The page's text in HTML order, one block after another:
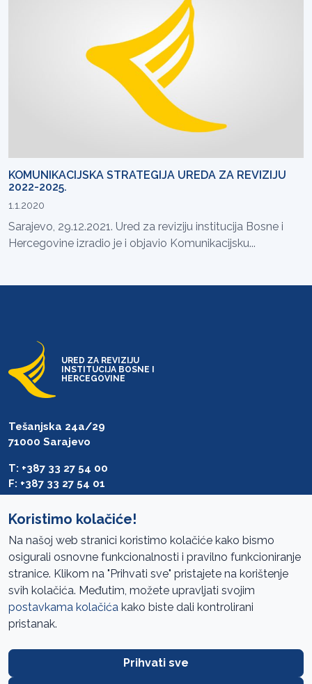
KOMUNIKACIJSKA STRATEGIJA UREDA ZA REVIZIJU
2022-2025.
1.1.2020
Sarajevo, 29.12.2021. Ured za reviziju institucija Bosne i
Hercegovine izradio je i objavio Komunikacijsku...
URED ZA REVIZIJU
INSTITUCIJA BOSNE I
HERCEGOVINE
Tešanjska 24a/29
71000 Sarajevo
T: +387 33 27 54 00
F: +387 33 27 54 01
Pristup informacijama
Mapa sajta
Oglasi
Koristimo kolačiće!
Na našoj web stranici koristimo kolačiće kako bismo
osigurali osnovne funkcionalnosti i pravilno funkcioniranje
stranice. Klikom na "Prihvati sve" pristajete na korištenje
svih kolačića. Međutim, možete upravljati svojim
postavkama kolačića kako biste dali kontrolirani
pristanak.
Prihvati sve